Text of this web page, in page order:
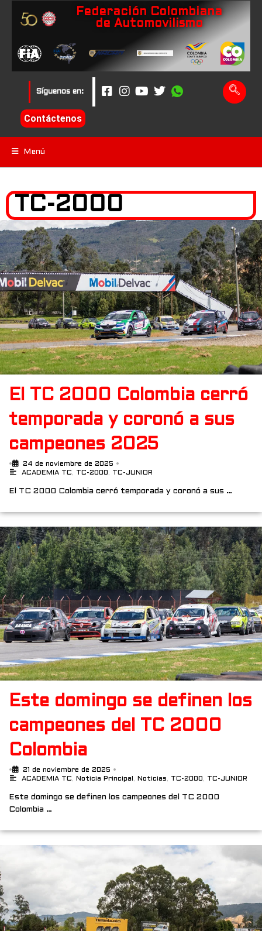
Federación Colombiana
de Automovilismo
Síguenos en:
Contáctenos
Menú
TC-2000
El TC 2000 Colombia cerró
temporada y coronó a sus
campeones 2025
• 24 de noviembre de 2025 •
ACADEMIA TC, TC-2000, TC-JUNIOR
El TC 2000 Colombia cerró temporada y coronó a sus …
Este domingo se definen los
campeones del TC 2000
Colombia
• 21 de noviembre de 2025 •
ACADEMIA TC, Noticia Principal , Noticias, TC-2000, TC-JUNIOR
Este domingo se definen los campeones del TC 2000
Colombia …